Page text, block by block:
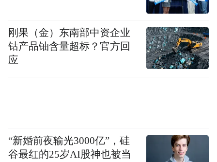
刚果（金）东南部中资企业
钴产品铀含量超标？官方回
应
“新婚前夜输光3000亿”，硅
谷最红的25岁AI股神也被当